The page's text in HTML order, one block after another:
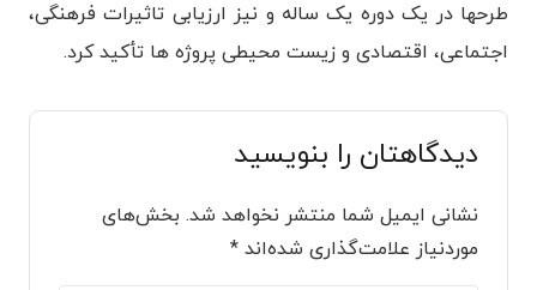
طرحها در یک دوره یک ساله و نیز ارزیابی تاثیرات فرهنگی،
اجتماعی، اقتصادی و زیست محیطی پروژه ها تأکید کرد.
دیدگاهتان را بنویسید
نشانی ایمیل شما منتشر نخواهد شد. بخش‌های
موردنیاز علامت‌گذاری شده‌اند *